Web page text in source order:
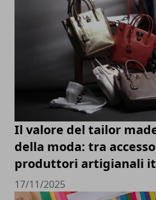
Il valore del tailor
della moda: tra
produttori artigianali
17/11/2025